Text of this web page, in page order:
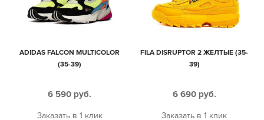
ADIDAS FALCON MULTICOLOR
(35-39)
6 590 руб.
Заказать в 1 клик
FILA DISRUPTOR 2 ЖЕЛТЫЕ (35-
39)
6 690 руб.
Заказать в 1 клик